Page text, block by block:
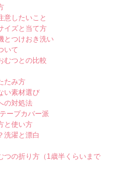
意したいこと
イズと当て方
とつけおき洗い
いて
むつとの比較
たみ方
い素材選び
の対処法
ープカバー派
と使い方
洗濯と漂白
つの折り方（1歳半くらいまで